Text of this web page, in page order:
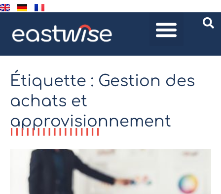
Étiquette : Gestion des
achats et
approvisionnement